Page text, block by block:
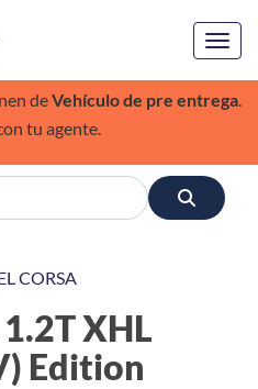
deVehículo de pre entrega.
tu agente.
CORSA
XHL
Edition